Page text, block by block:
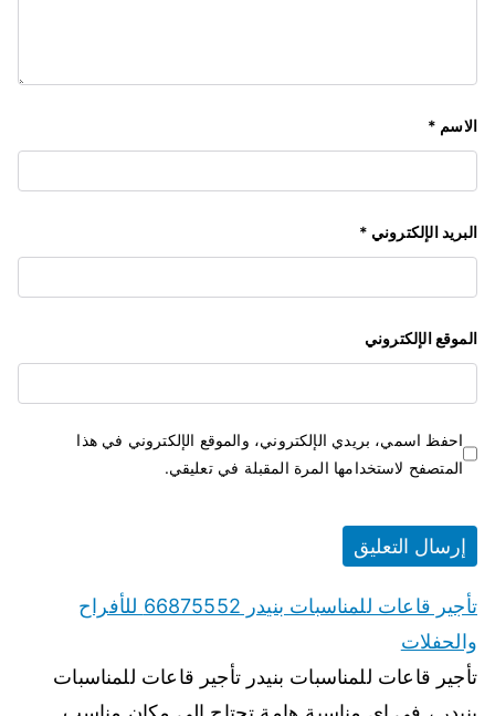
الاسم *
البريد الإلكتروني *
الموقع الإلكتروني
احفظ اسمي، بريدي الإلكتروني، والموقع الإلكتروني في هذا
المتصفح لاستخدامها المرة المقبلة في تعليقي.
تأجير قاعات للمناسبات بنيدر 66875552 للأفراح
والحفلات
تأجير قاعات للمناسبات بنيدر تأجير قاعات للمناسبات